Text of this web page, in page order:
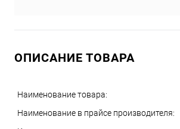
ОПИСАНИЕ ТОВАРА
Наименование товара:
Наименование в прайсе производителя: